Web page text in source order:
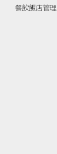
餐飲飯店管理